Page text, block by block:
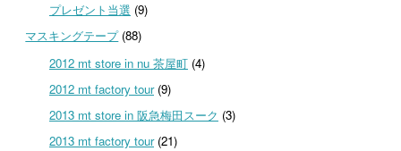
プレゼント当選 (9)
マスキングテープ(88)
2012 mt store in nu 茶屋町(4)
2012 mt factory tour(9)
2013 mt store in 阪急梅田スーク (3)
2013 mt factory tour(21)